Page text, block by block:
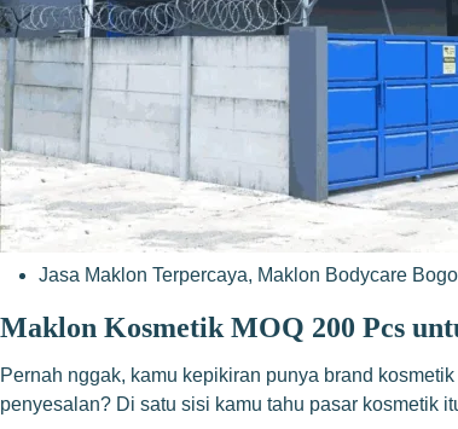
Jasa Maklon Terpercaya, Maklon Bodycare
Maklon Kosmetik MOQ 200 Pcs
Pernah nggak, kamu kepikiran punya brand
penyesalan? Di satu sisi kamu tahu pasar kosmetik